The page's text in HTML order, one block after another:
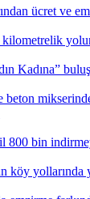
ücret ve
kilometrelik
Kadına”
beton
800 bin
köy yollarında